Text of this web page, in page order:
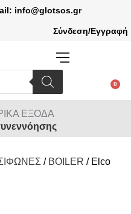
info@glotsos.gr
Σύνδεση/Εγγραφή
0
ΕΞΟΔΑ
/ BOILER / Elco